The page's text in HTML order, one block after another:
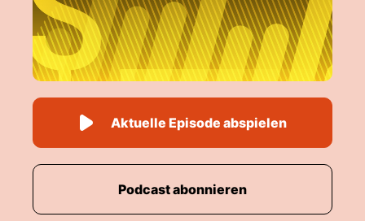
Aktuelle Episode abspielen
Podcast abonnieren